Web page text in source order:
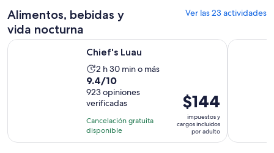
minutos
por
Alimentos, bebidas y
vida nocturna
Ver las 23 actividades
Chief's Luau
La
actividad
dura
2
horas
y
30
2 h 30 min o más
9.4
de
10
con
923
opiniones
9.4/10
923 opiniones
verificadas
Cancelación gratuita
disponible
El
precio
es
de
$144
impuestos y
cargos incluidos
por adulto
Chief's Luau Se abrirá en una nueva pestaña Luau